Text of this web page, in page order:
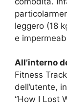
leggero (18
e
All’interno
Fitness
dell’utente,
“How I Lost